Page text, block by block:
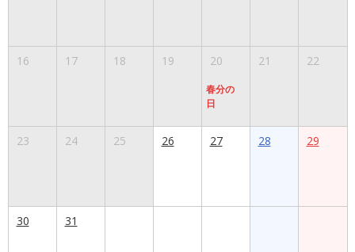
16 17 18 19 20
春分の
日
21 22
23 24 25 26 27 28 29
30 31